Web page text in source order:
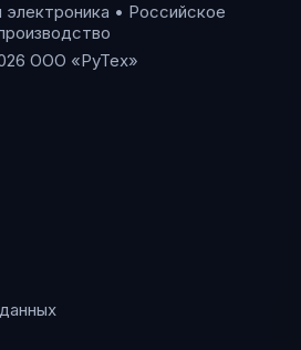
• Российское
ООО «РуТех»